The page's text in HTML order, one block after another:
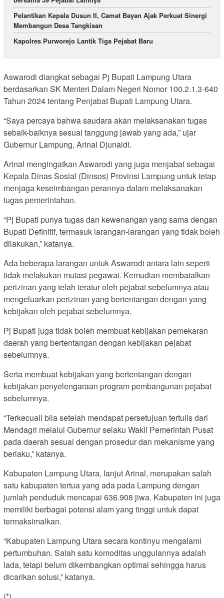
Pelantikan Kepala Dusun II, Camat Bayan Ajak Perkuat Sinergi
Membangun Desa Tangkisan
Kapolres Purworejo Lantik Tiga Pejabat Baru
Aswarodi diangkat sebagai Pj Bupati Lampung Utara
berdasarkan SK Menteri Dalam Negeri Nomor 100.2.1.3-640
Tahun 2024 tentang Penjabat Bupati Lampung Utara.
“Saya percaya bahwa saudara akan melaksanakan tugas
sebaik-baiknya sesuai tanggung jawab yang ada,” ujar
Gubernur Lampung, Arinal Djunaidi.
Arinal mengingatkan Aswarodi yang juga menjabat sebagai
Kepala Dinas Sosial (Dinsos) Provinsi Lampung untuk tetap
menjaga keseimbangan perannya dalam melaksanakan
tugas pemerintahan.
“Pj Bupati punya tugas dan kewenangan yang sama dengan
Bupati Definitif, termasuk larangan-larangan yang tidak boleh
dilakukan,” katanya.
Ada beberapa larangan untuk Aswarodi antara lain seperti
tidak melakukan mutasi pegawai. Kemudian membatalkan
perizinan yang telah teratur oleh pejabat sebelumnya atau
mengeluarkan perizinan yang bertentangan dengan yang
kebijakan oleh pejabat sebelumnya.
Pj Bupati juga tidak boleh membuat kebijakan pemekaran
daerah yang bertentangan dengan kebijakan pejabat
sebelumnya.
Serta membuat kebijakan yang bertentangan dengan
kebijakan penyelengaraan program pembangunan pejabat
sebelumnya.
“Terkecuali bila setelah mendapat persetujuan tertulis dari
Mendagri melalui Gubernur selaku Wakil Pemerintah Pusat
pada daerah sesuai dengan prosedur dan mekanisme yang
berlaku,” katanya.
Kabupaten Lampung Utara, lanjut Arinal, merupakan salah
satu kabupaten tertua yang ada pada Lampung dengan
jumlah penduduk mencapai 636.908 jiwa. Kabupaten ini juga
memiliki berbagai potensi alam yang tinggi untuk dapat
termaksimalkan.
“Kabupaten Lampung Utara secara kontinyu mengalami
pertumbuhan. Salah satu komoditas unggulannya adalah
lada, tetapi belum dikembangkan optimal sehingga harus
dicarikan solusi,” katanya.